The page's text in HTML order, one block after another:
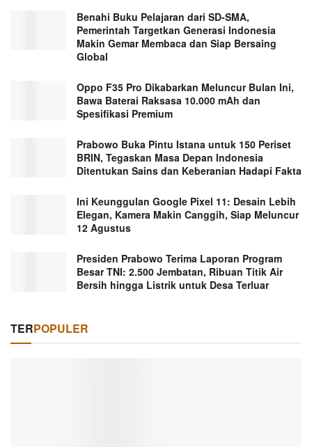
Benahi Buku Pelajaran dari SD-SMA,
Pemerintah Targetkan Generasi Indonesia
Makin Gemar Membaca dan Siap Bersaing
Global
Oppo F35 Pro Dikabarkan Meluncur Bulan Ini,
Bawa Baterai Raksasa 10.000 mAh dan
Spesifikasi Premium
Prabowo Buka Pintu Istana untuk 150 Periset
BRIN, Tegaskan Masa Depan Indonesia
Ditentukan Sains dan Keberanian Hadapi Fakta
Ini Keunggulan Google Pixel 11: Desain Lebih
Elegan, Kamera Makin Canggih, Siap Meluncur
12 Agustus
Presiden Prabowo Terima Laporan Program
Besar TNI: 2.500 Jembatan, Ribuan Titik Air
Bersih hingga Listrik untuk Desa Terluar
TERPOPULER